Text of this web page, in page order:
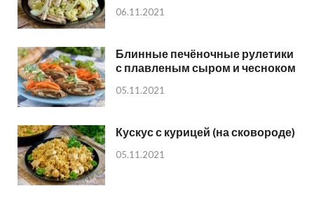
06.11.2021
Блинные печёночные рулетики
с плавленым сыром и чесноком
05.11.2021
Кускус с курицей (на сковороде)
05.11.2021